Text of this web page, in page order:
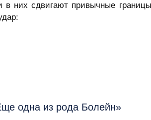
в них сдвигают привычные
одна из рода Болейн»